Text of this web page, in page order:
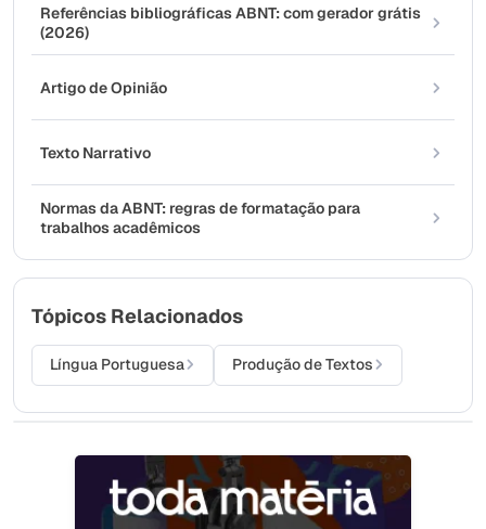
Referências bibliográficas ABNT: com gerador grátis
(2026)
Artigo de Opinião
Texto Narrativo
Normas da ABNT: regras de formatação para
trabalhos acadêmicos
Tópicos Relacionados
Língua Portuguesa Produção de Textos